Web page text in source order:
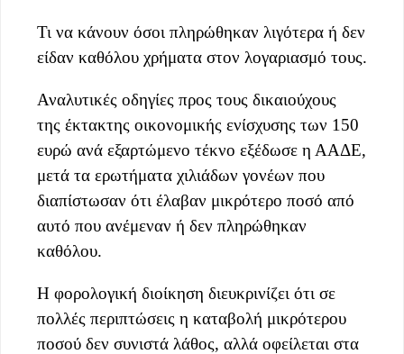
Τι να κάνουν όσοι πληρώθηκαν λιγότερα ή δεν
είδαν καθόλου χρήματα στον λογαριασμό τους.
Αναλυτικές οδηγίες προς τους δικαιούχους
της έκτακτης οικονομικής ενίσχυσης των 150
ευρώ ανά εξαρτώμενο τέκνο εξέδωσε η ΑΑΔΕ,
μετά τα ερωτήματα χιλιάδων γονέων που
διαπίστωσαν ότι έλαβαν μικρότερο ποσό από
αυτό που ανέμεναν ή δεν πληρώθηκαν
καθόλου.
Η φορολογική διοίκηση διευκρινίζει ότι σε
πολλές περιπτώσεις η καταβολή μικρότερου
ποσού δεν συνιστά λάθος, αλλά οφείλεται στα